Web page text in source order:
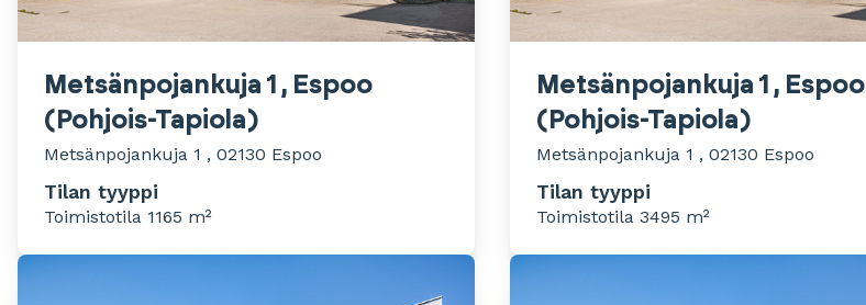
Metsänpojankuja 1 , Espoo
(Pohjois-Tapiola)
Metsänpojankuja 1 , 02130 Espoo
Tilan tyyppi
Toimistotila 1165 m²
Metsänpojankuja 1 , Espoo
(Pohjois-Tapiola)
Metsänpojankuja 1 , 02130 Espoo
Tilan tyyppi
Toimistotila 3495 m²